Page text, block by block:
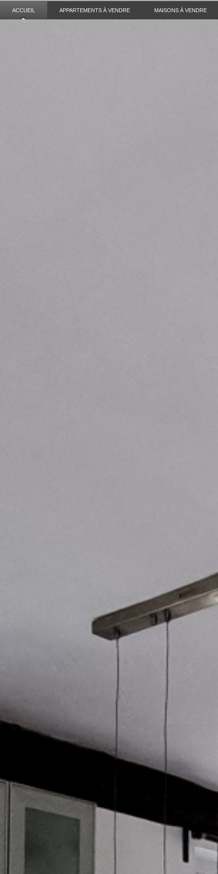
ACCUEIL APPARTEMENTS À VENDRE MAISONS À VENDRE